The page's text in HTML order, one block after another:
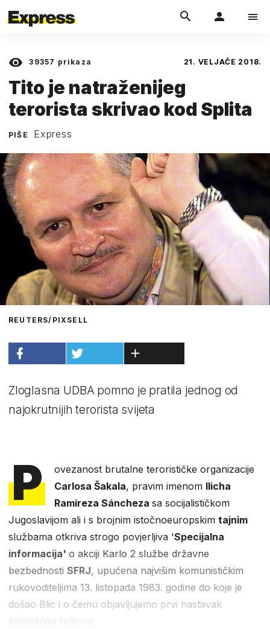
39357 prikaza 21. VELJAČE 2018.
Tito je natraženijeg
terorista skrivao kod Splita
PIŠE Express
REUTERS/PIXSELL
Zloglasna UDBA pomno je pratila jednog od
najokrutnijih terorista svijeta
P
ovezanost brutalne terorističke organizacije
Carlosa Šakala, pravim imenom Ilicha
Ramíreza Sánchezasa socijalističkom
Jugoslavijom ali i s brojnim istočnoeuropskim tajnim
službama otkriva strogo povjerljiva 'Specijalna
informacija' o akciji Karlo 2 službe državne
bezbednosti SFRJ, upućena najvišim komunističkim
rukovoditeljima 13. listopada 1983. godine do koje je
došao Blic i o čemu objavljujemo prvi nastavak
šokantnog feljtona.